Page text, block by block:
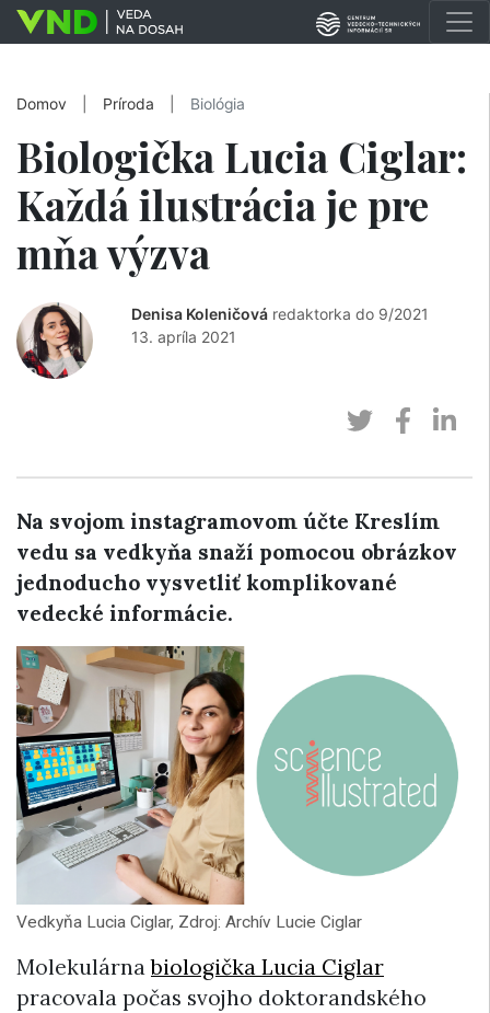
Domov Príroda Biológia
Biologička Lucia Ciglar:
Každá ilustrácia je pre
mňa výzva
Denisa Koleničová redaktorka do 9/2021
13. apríla 2021
Na svojom instagramovom účte Kreslím
vedu sa vedkyňa snaží pomocou obrázkov
jednoducho vysvetliť komplikované
vedecké informácie.
Vedkyňa Lucia Ciglar, Zdroj: Archív Lucie Ciglar
Molekulárnabiologička Lucia Ciglar
pracovala počas svojho doktorandského